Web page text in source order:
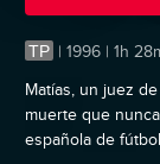
TP | 1996 | 1h
Matías, un juez
muerte que
española de